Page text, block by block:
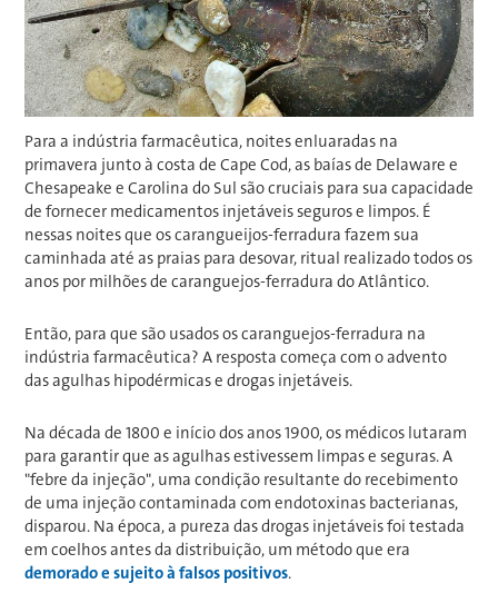
Para a indústria farmacêutica, noites enluaradas na
primavera junto à costa de Cape Cod, as baías de Delaware e
Chesapeake e Carolina do Sul são cruciais para sua capacidade
de fornecer medicamentos injetáveis ​​seguros e limpos. É
nessas noites que os carangueijos-ferradura fazem sua
caminhada até as praias para desovar, ritual realizado todos os
anos por milhões de caranguejos-ferradura do Atlântico.
Então, para que são usados ​​os caranguejos-ferradura na
indústria farmacêutica? A resposta começa com o advento
das agulhas hipodérmicas e drogas injetáveis.
Na década de 1800 e início dos anos 1900, os médicos lutaram
para garantir que as agulhas estivessem limpas e seguras. A
"febre da injeção", uma condição resultante do recebimento
de uma injeção contaminada com endotoxinas bacterianas,
disparou. Na época, a pureza das drogas injetáveis foi testada
em coelhos antes da distribuição, um método que era
demorado e sujeito à falsos positivos.